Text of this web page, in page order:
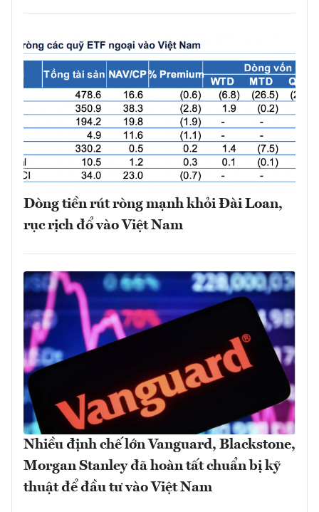
Dòng tiền rút ròng mạnh khỏi Đài Loan,
rục rịch đổ vào Việt Nam
Nhiều định chế lớn Vanguard, Blackstone,
Morgan Stanley đã hoàn tất chuẩn bị kỹ
thuật để đầu tư vào Việt Nam